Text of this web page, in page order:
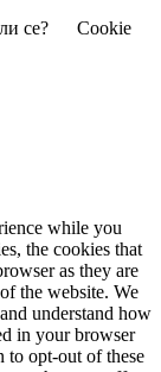
се?
Cookie
while you
the cookies that
as they are
the website. We
understand how
in your browser
to opt-out of these